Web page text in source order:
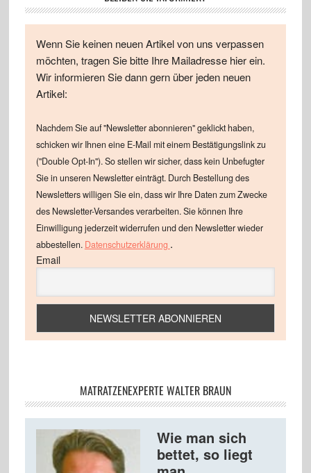
Wenn Sie keinen neuen Artikel von uns verpassen
möchten, tragen Sie bitte Ihre Mailadresse hier ein.
Wir informieren Sie dann gern über jeden neuen
Artikel:
Nachdem Sie auf "Newsletter abonnieren" geklickt haben,
schicken wir Ihnen eine E-Mail mit einem Bestätigungslink zu
("Double Opt-In"). So stellen wir sicher, dass kein Unbefugter
Sie in unseren Newsletter einträgt. Durch Bestellung des
Newsletters willigen Sie ein, dass wir Ihre Daten zum Zwecke
des Newsletter-Versandes verarbeiten. Sie können Ihre
Einwilligung jederzeit widerrufen und den Newsletter wieder
abbestellen. Datenschutzerklärung .
Email
MATRATZENEXPERTE WALTER BRAUN
Wie man sich
bettet, so liegt